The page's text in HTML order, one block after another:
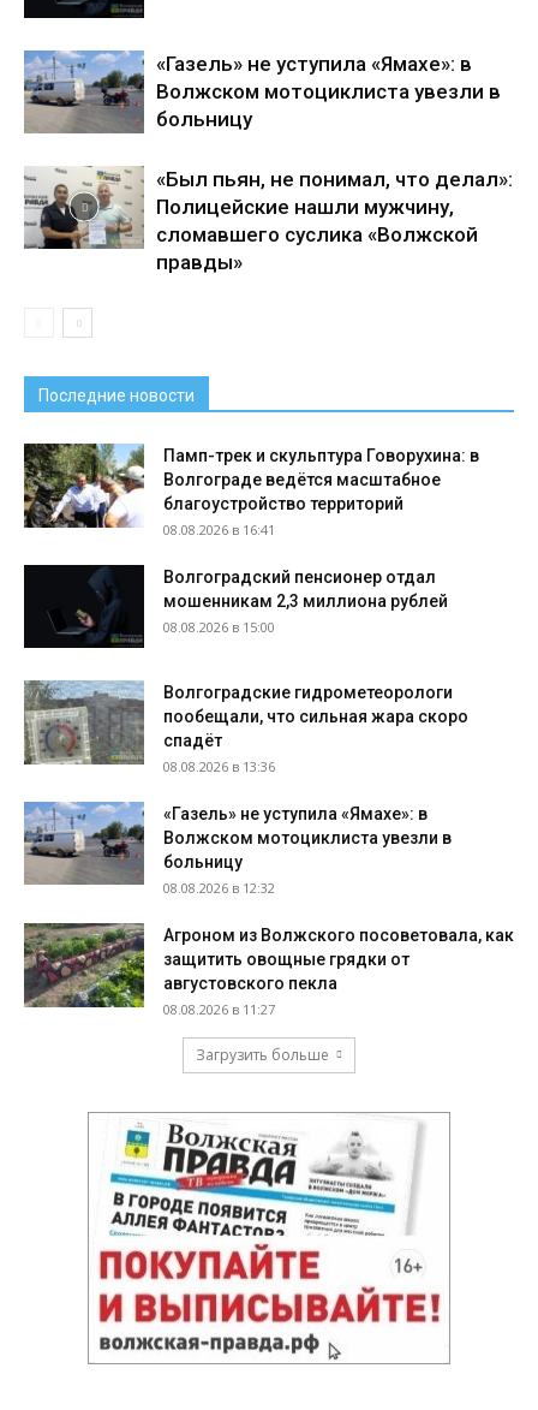
«Газель» не уступила «Ямахе»: в
Волжском мотоциклиста увезли в
больницу
«Был пьян, не понимал, что делал»:
Полицейские нашли мужчину,
сломавшего суслика «Волжской
правды»
Последние новости
Памп-трек и скульптура Говорухина: в
Волгограде ведётся масштабное
благоустройство территорий
08.08.2026 в 16:41
Волгоградский пенсионер отдал
мошенникам 2,3 миллиона рублей
08.08.2026 в 15:00
Волгоградские гидрометеорологи
пообещали, что сильная жара скоро
спадёт
08.08.2026 в 13:36
«Газель» не уступила «Ямахе»: в
Волжском мотоциклиста увезли в
больницу
08.08.2026 в 12:32
Агроном из Волжского посоветовала, как
защитить овощные грядки от
августовского пекла
08.08.2026 в 11:27
Загрузить больше